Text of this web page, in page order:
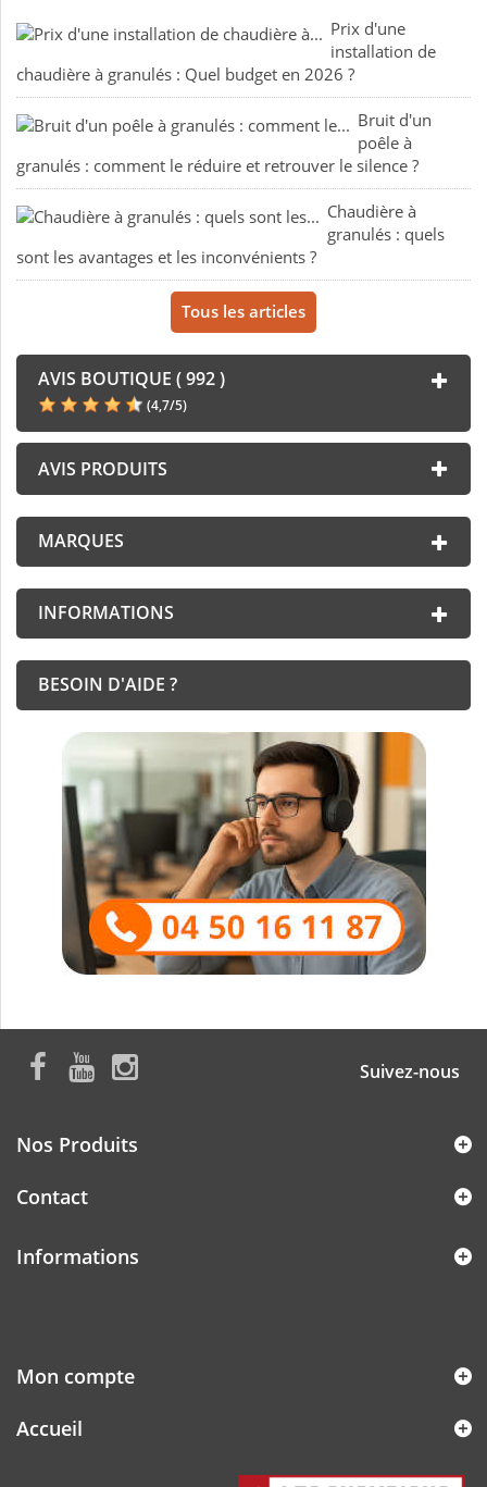
Prix d'une
installation de
chaudière à granulés : Quel budget en 2026 ?
Bruit d'un
poêle à
granulés : comment le réduire et retrouver le silence ?
Chaudière à
granulés : quels
sont les avantages et les inconvénients ?
Tous les articles
AVIS BOUTIQUE ( 992 )
(4,7/5)
AVIS PRODUITS
MARQUES
INFORMATIONS
BESOIN D'AIDE ?
Suivez-nous
Nos Produits
Contact
Informations
Mon compte
Accueil